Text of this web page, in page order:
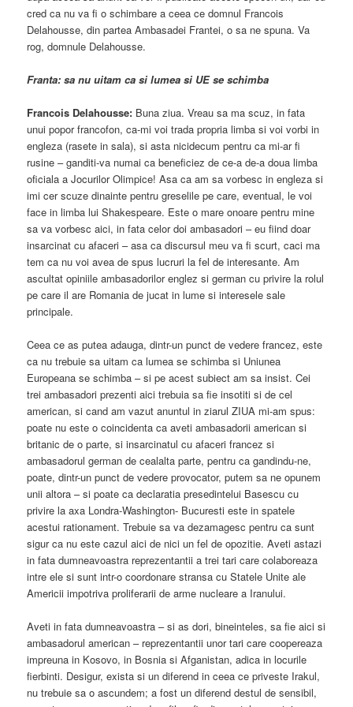
cred ca nu va fi o schimbare a ceea ce domnul Francois
Delahousse, din partea Ambasadei Frantei, o sa ne spuna. Va
rog, domnule Delahousse.
Franta: sa nu uitam ca si lumea si UE se schimba
Francois Delahousse: Buna ziua. Vreau sa ma scuz, in fata
unui popor francofon, ca-mi voi trada propria limba si voi vorbi in
engleza (rasete in sala), si asta nicidecum pentru ca mi-ar fi
rusine – ganditi-va numai ca beneficiez de ce-a de-a doua limba
oficiala a Jocurilor Olimpice! Asa ca am sa vorbesc in engleza si
imi cer scuze dinainte pentru greselile pe care, eventual, le voi
face in limba lui Shakespeare. Este o mare onoare pentru mine
sa va vorbesc aici, in fata celor doi ambasadori – eu fiind doar
insarcinat cu afaceri – asa ca discursul meu va fi scurt, caci ma
tem ca nu voi avea de spus lucruri la fel de interesante. Am
ascultat opiniile ambasadorilor englez si german cu privire la rolul
pe care il are Romania de jucat in lume si interesele sale
principale.
Ceea ce as putea adauga, dintr-un punct de vedere francez, este
ca nu trebuie sa uitam ca lumea se schimba si Uniunea
Europeana se schimba – si pe acest subiect am sa insist. Cei
trei ambasadori prezenti aici trebuia sa fie insotiti si de cel
american, si cand am vazut anuntul in ziarul ZIUA mi-am spus:
poate nu este o coincidenta ca aveti ambasadorii american si
britanic de o parte, si insarcinatul cu afaceri francez si
ambasadorul german de cealalta parte, pentru ca gandindu-ne,
poate, dintr-un punct de vedere provocator, putem sa ne opunem
unii altora – si poate ca declaratia presedintelui Basescu cu
privire la axa Londra-Washington- Bucuresti este in spatele
acestui rationament. Trebuie sa va dezamagesc pentru ca sunt
sigur ca nu este cazul aici de nici un fel de opozitie. Aveti astazi
in fata dumneavoastra reprezentantii a trei tari care colaboreaza
intre ele si sunt intr-o coordonare stransa cu Statele Unite ale
Americii impotriva proliferarii de arme nucleare a Iranului.
Aveti in fata dumneavoastra – si as dori, bineinteles, sa fie aici si
ambasadorul american – reprezentantii unor tari care coopereaza
impreuna in Kosovo, in Bosnia si Afganistan, adica in locurile
fierbinti. Desigur, exista si un diferend in ceea ce priveste Irakul,
nu trebuie sa o ascundem; a fost un diferend destul de sensibil,